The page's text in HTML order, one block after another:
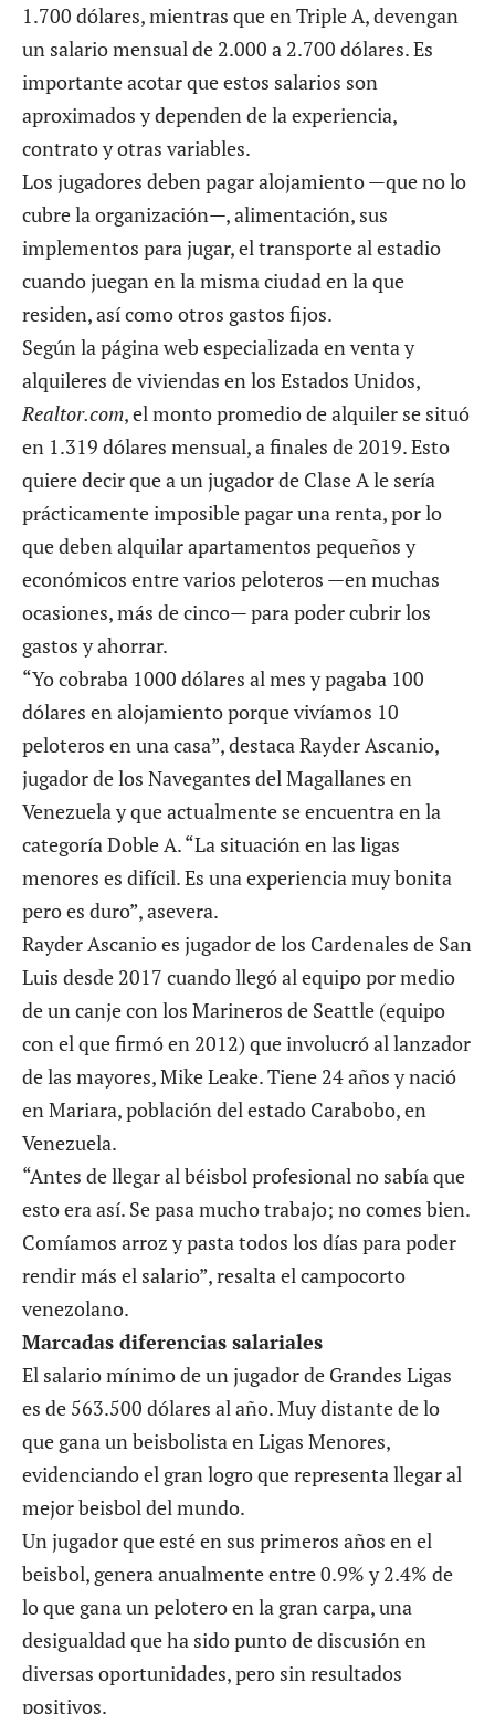
1.700 dólares, mientras que en Triple A, devengan
un salario mensual de 2.000 a 2.700 dólares. Es
importante acotar que estos salarios son
aproximados y dependen de la experiencia,
contrato y otras variables.
Los jugadores deben pagar alojamiento —que no lo
cubre la organización—, alimentación, sus
implementos para jugar, el transporte al estadio
cuando juegan en la misma ciudad en la que
residen, así como otros gastos fijos.
Según la página web especializada en venta y
alquileres de viviendas en los Estados Unidos,
Realtor.com, el monto promedio de alquiler se situó
en 1.319 dólares mensual, a finales de 2019. Esto
quiere decir que a un jugador de Clase A le sería
prácticamente imposible pagar una renta, por lo
que deben alquilar apartamentos pequeños y
económicos entre varios peloteros —en muchas
ocasiones, más de cinco— para poder cubrir los
gastos y ahorrar.
“Yo cobraba 1000 dólares al mes y pagaba 100
dólares en alojamiento porque vivíamos 10
peloteros en una casa”, destaca Rayder Ascanio,
jugador de los Navegantes del Magallanes en
Venezuela y que actualmente se encuentra en la
categoría Doble A. “La situación en las ligas
menores es difícil. Es una experiencia muy bonita
pero es duro”, asevera.
Rayder Ascanio es jugador de los Cardenales de San
Luis desde 2017 cuando llegó al equipo por medio
de un canje con los Marineros de Seattle (equipo
con el que firmó en 2012) que involucró al lanzador
de las mayores, Mike Leake. Tiene 24 años y nació
en Mariara, población del estado Carabobo, en
Venezuela.
“Antes de llegar al béisbol profesional no sabía que
esto era así. Se pasa mucho trabajo; no comes bien.
Comíamos arroz y pasta todos los días para poder
rendir más el salario”, resalta el campocorto
venezolano.
Marcadas diferencias salariales
El salario mínimo de un jugador de Grandes Ligas
es de 563.500 dólares al año. Muy distante de lo
que gana un beisbolista en Ligas Menores,
evidenciando el gran logro que representa llegar al
mejor beisbol del mundo.
Un jugador que esté en sus primeros años en el
beisbol, genera anualmente entre 0.9% y 2.4% de
lo que gana un pelotero en la gran carpa, una
desigualdad que ha sido punto de discusión en
diversas oportunidades, pero sin resultados
positivos.